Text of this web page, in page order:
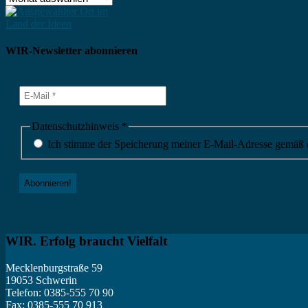
WIR-Newsletter abonnieren
Datenschutzhinweis *
Ich stimme der Speicherung meiner E-Mail-Adresse
WIR. Erfolg braucht Vielfalt
Mecklenburgstraße 59
19053 Schwerin
Telefon: 0385-555 70 90
Fax: 0385-555 70 913